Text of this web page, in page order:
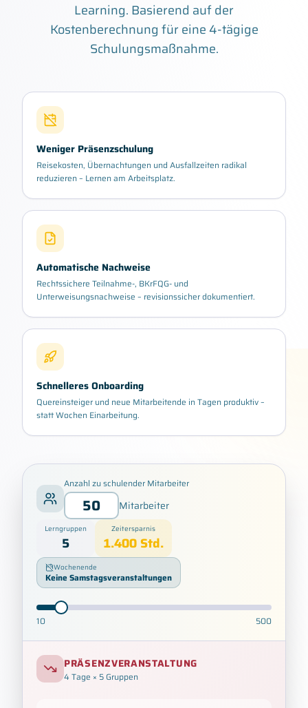
Learning. Basierend auf der
Kostenberechnung für eine 4-tägige
Schulungsmaßnahme.
Weniger Präsenzschulung
Reisekosten, Übernachtungen und Ausfallzeiten radikal
reduzieren – Lernen am Arbeitsplatz.
Automatische Nachweise
Rechtssichere Teilnahme-, BKrFQG- und
Unterweisungsnachweise – revisionssicher dokumentiert.
Schnelleres Onboarding
Quereinsteiger und neue Mitarbeitende in Tagen produktiv –
statt Wochen Einarbeitung.
Anzahl zu schulender Mitarbeiter
Mitarbeiter
Lerngruppen
5
Zeitersparnis
1.400Std.
Wochenende
Keine Samstagsveranstaltungen
10 500
PRÄSENZVERANSTALTUNG
4Tage × 5 Gruppen